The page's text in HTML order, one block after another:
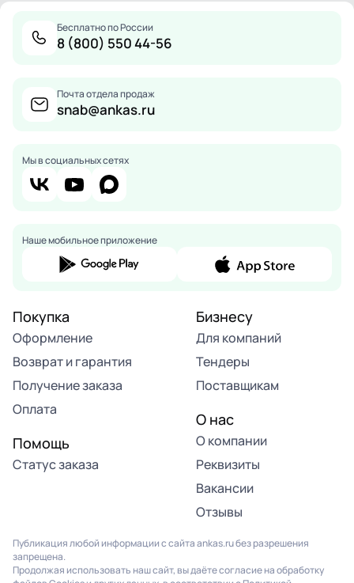
Бесплатно по России
8 (800) 550 44-56
Почта отдела продаж
snab@ankas.ru
Мы в социальных сетях
Наше мобильное приложение
Покупка
Оформление
Возврат и гарантия
Получение заказа
Оплата
Помощь
Статус заказа
Бизнесу
Для компаний
Тендеры
Поставщикам
О нас
О компании
Реквизиты
Вакансии
Отзывы
Публикация любой информации с сайта ankas.ru без разрешения
запрещена.
Продолжая использовать наш сайт, вы даёте согласие на обработку